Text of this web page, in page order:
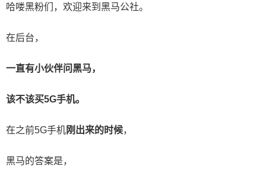
哈喽黑粉们，欢迎来到黑马公社。
在后台，
一直有小伙伴问黑马，
该不该买5G手机。
在之前5G手机刚出来的时候，
黑马的答案是，